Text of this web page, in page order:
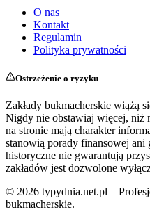
O nas
Kontakt
Regulamin
Polityka prywatności
Ostrzeżenie o ryzyku
Zakłady bukmacherskie wiążą
Nigdy nie obstawiaj więcej, niż
na stronie mają charakter
stanowią porady finansowej
historyczne nie gwarantują
zakładów jest dozwolone
© 2026 typydnia.net.pl –
bukmacherskie.